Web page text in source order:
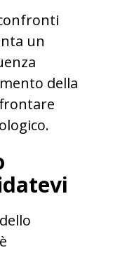
un
della